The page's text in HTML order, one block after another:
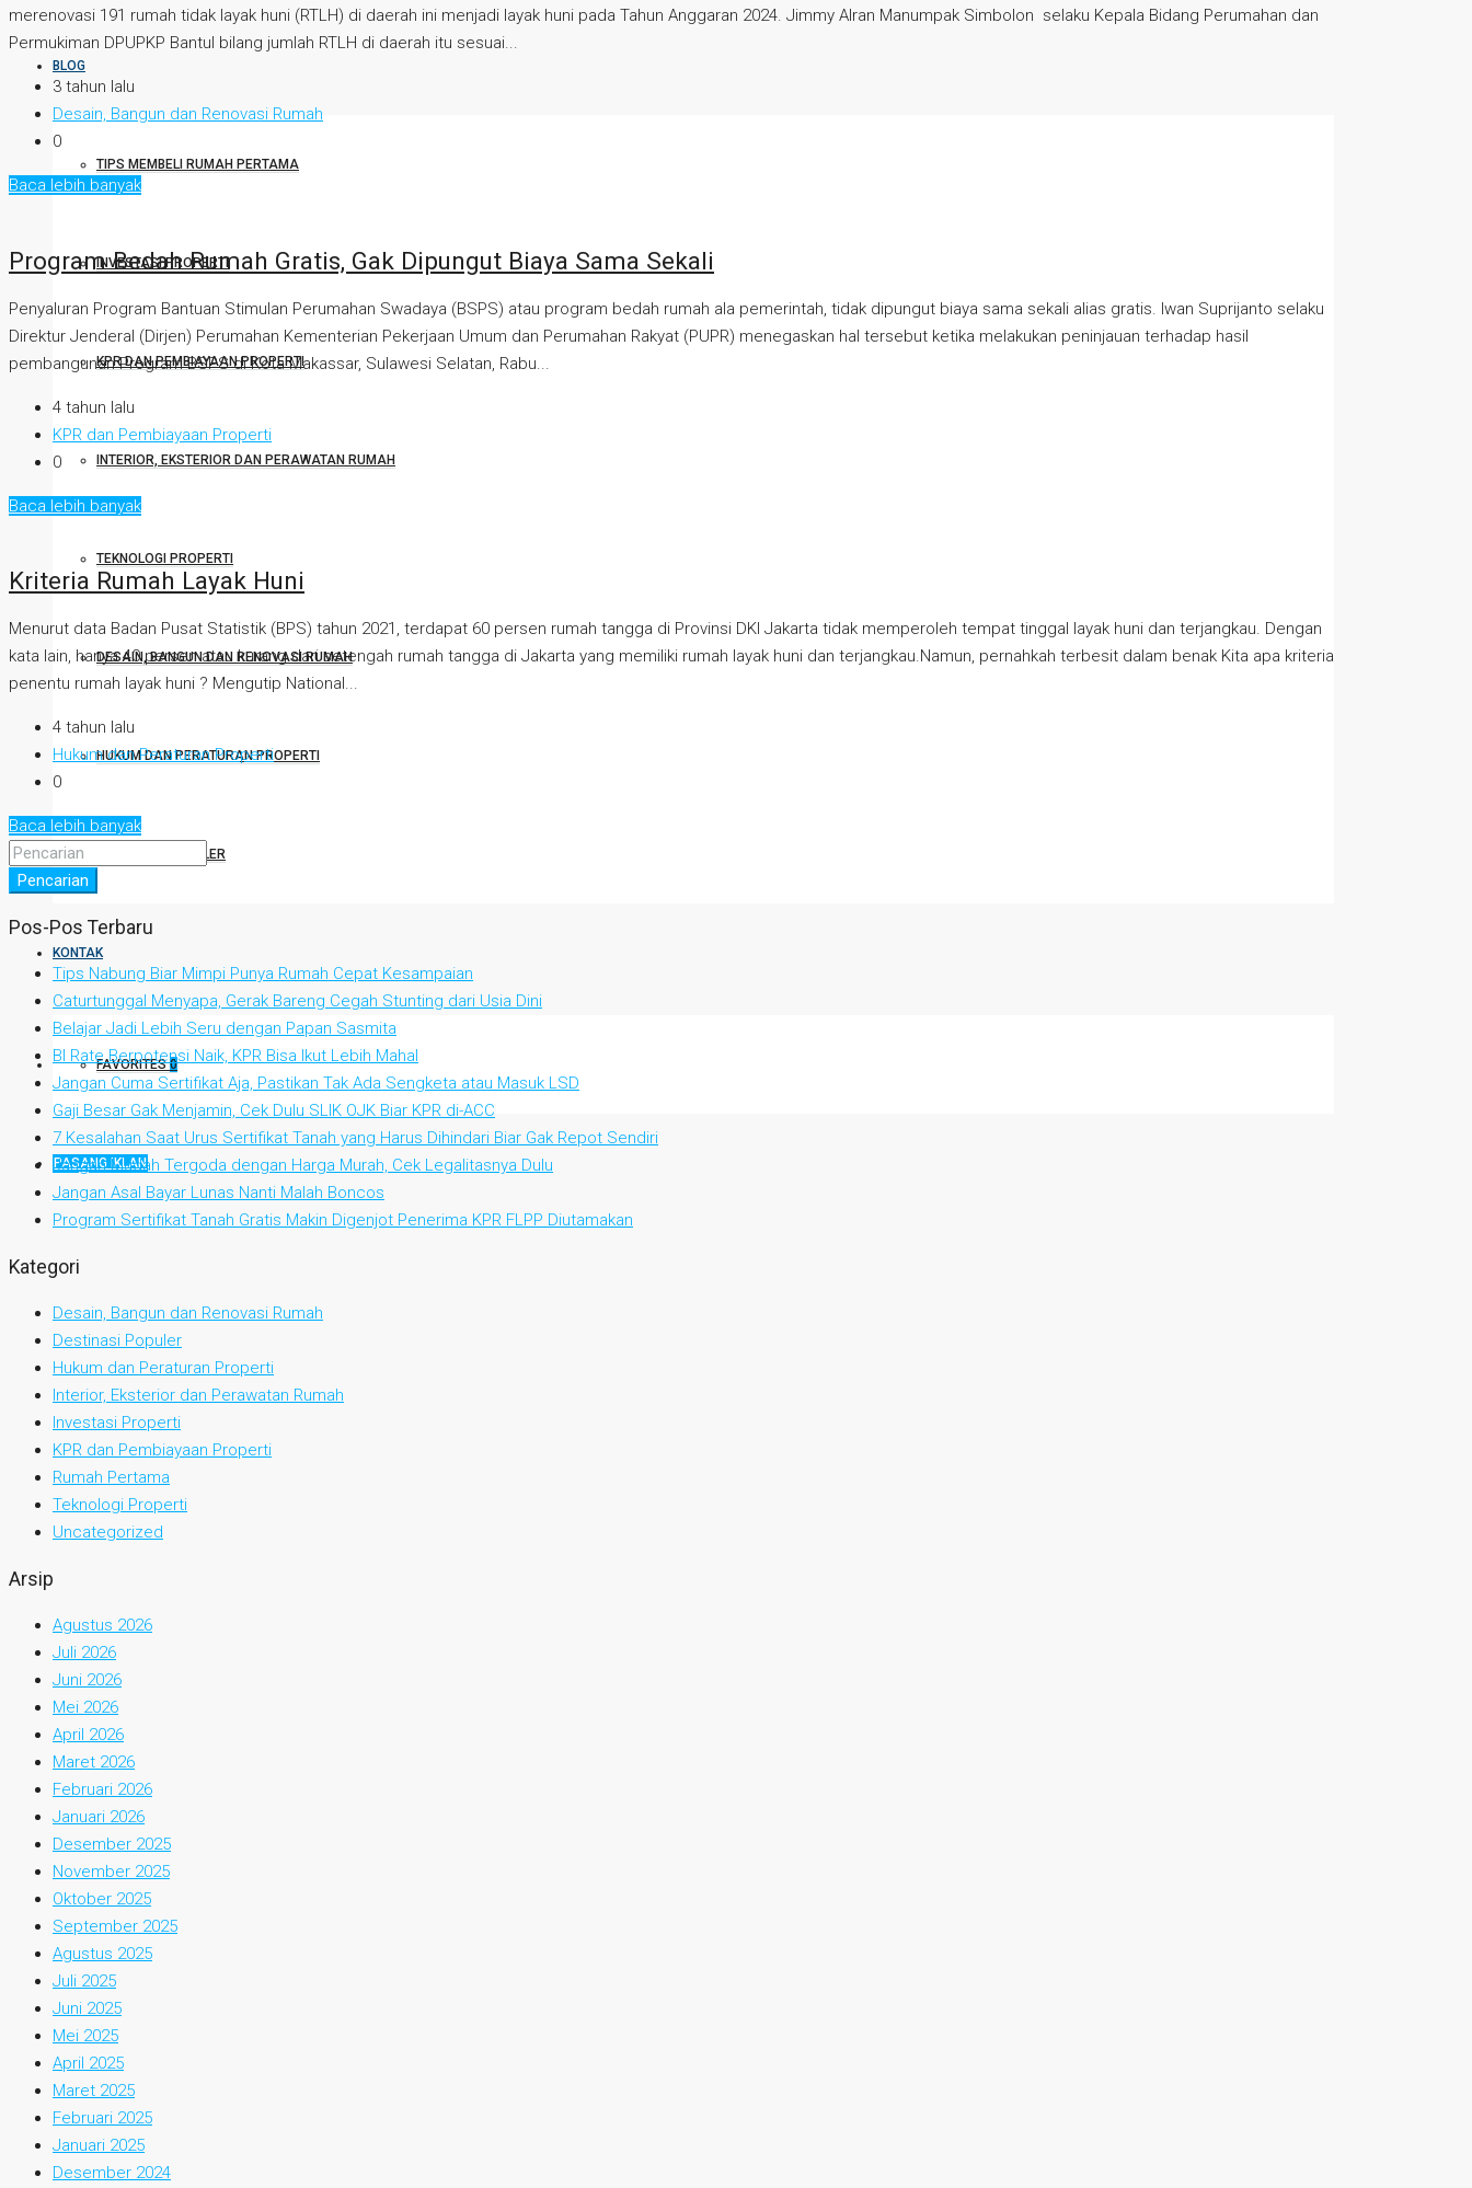
BLOG
TIPS MEMBELI RUMAH PERTAMA
INVESTASI PROPERTI
KPR DAN PEMBIAYAAN PROPERTI
INTERIOR, EKSTERIOR DAN PERAWATAN RUMAH
TEKNOLOGI PROPERTI
DESAIN, BANGUN DAN RENOVASI RUMAH
HUKUM DAN PERATURAN PROPERTI
DESTINASI POPULER
KONTAK
FAVORITES0
PASANG IKLAN
merenovasi 191 rumah tidak layak huni (RTLH) di daerah ini menjadi layak huni pada Tahun Anggaran 2024. Jimmy Alran Manumpak Simbolon selaku Kepala Bidang Perumahan dan
Permukiman DPUPKP Bantul bilang jumlah RTLH di daerah itu sesuai...
3 tahun lalu
Desain, Bangun dan Renovasi Rumah
0
Baca lebih banyak
Program Bedah Rumah Gratis, Gak Dipungut Biaya Sama Sekali
Penyaluran Program Bantuan Stimulan Perumahan Swadaya (BSPS) atau program bedah rumah ala pemerintah, tidak dipungut biaya sama sekali alias gratis. Iwan Suprijanto selaku
Direktur Jenderal (Dirjen) Perumahan Kementerian Pekerjaan Umum dan Perumahan Rakyat (PUPR) menegaskan hal tersebut ketika melakukan peninjauan terhadap hasil
pembangunan Program BSPS di Kota Makassar, Sulawesi Selatan, Rabu...
4 tahun lalu
KPR dan Pembiayaan Properti
0
Baca lebih banyak
Kriteria Rumah Layak Huni
Menurut data Badan Pusat Statistik (BPS) tahun 2021, terdapat 60 persen rumah tangga di Provinsi DKI Jakarta tidak memperoleh tempat tinggal layak huni dan terjangkau. Dengan
kata lain, hanya 40 persen atau kurang dari setengah rumah tangga di Jakarta yang memiliki rumah layak huni dan terjangkau.Namun, pernahkah terbesit dalam benak Kita apa kriteria
penentu rumah layak huni ? Mengutip National...
4 tahun lalu
Hukum dan Peraturan Properti
0
Baca lebih banyak
Pencarian
Pos-Pos Terbaru
Tips Nabung Biar Mimpi Punya Rumah Cepat Kesampaian
Caturtunggal Menyapa, Gerak Bareng Cegah Stunting dari Usia Dini
Belajar Jadi Lebih Seru dengan Papan Sasmita
BI Rate Berpotensi Naik, KPR Bisa Ikut Lebih Mahal
Jangan Cuma Sertifikat Aja, Pastikan Tak Ada Sengketa atau Masuk LSD
Gaji Besar Gak Menjamin, Cek Dulu SLIK OJK Biar KPR di-ACC
7 Kesalahan Saat Urus Sertifikat Tanah yang Harus Dihindari Biar Gak Repot Sendiri
Jangan Mudah Tergoda dengan Harga Murah, Cek Legalitasnya Dulu
Jangan Asal Bayar Lunas Nanti Malah Boncos
Program Sertifikat Tanah Gratis Makin Digenjot Penerima KPR FLPP Diutamakan
Kategori
Desain, Bangun dan Renovasi Rumah
Destinasi Populer
Hukum dan Peraturan Properti
Interior, Eksterior dan Perawatan Rumah
Investasi Properti
KPR dan Pembiayaan Properti
Rumah Pertama
Teknologi Properti
Uncategorized
Arsip
Agustus 2026
Juli 2026
Juni 2026
Mei 2026
April 2026
Maret 2026
Februari 2026
Januari 2026
Desember 2025
November 2025
Oktober 2025
September 2025
Agustus 2025
Juli 2025
Juni 2025
Mei 2025
April 2025
Maret 2025
Februari 2025
Januari 2025
Desember 2024